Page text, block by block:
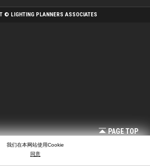
PAGE TOP
© LIGHTING PLANNERS ASSOCIATES
我们在本网站使用Cookie
同意